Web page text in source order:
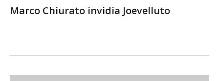
Marco Chiurato invidia Joevelluto